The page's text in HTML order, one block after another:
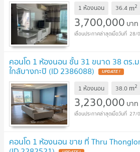
1 ห้องนอน 36.4 m2
3,700,000 บาท
28/
คอนโด 1 ห้องนอน ชั้น 31 ขนาด 38 ตร.
ใกล้บางกะปิ (ID 2386088) UPDATE !
1 ห้องนอน 38.0 m2
3,230,000 บาท
27/
คอนโด 1 ห้องนอน ขาย ที่ Thru